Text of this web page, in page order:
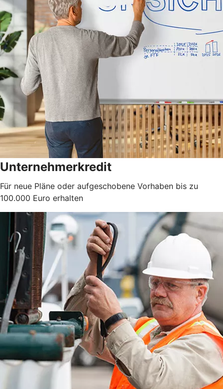
Unternehmerkredit
Für neue Pläne oder aufgeschobene Vorhaben bis zu
100.000 Euro erhalten